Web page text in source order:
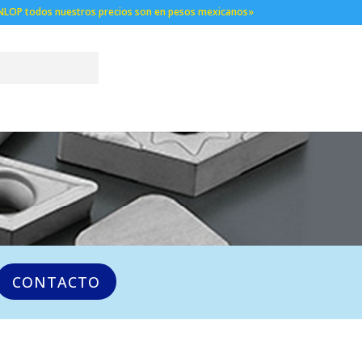
todos nuestros precios son en pesos mexicanos»
CONTACTO